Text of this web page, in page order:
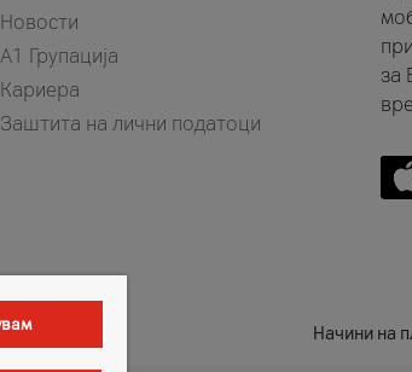
Новости
А1 Групација
Кариера
Заштита на лични податоци
за
Начини на